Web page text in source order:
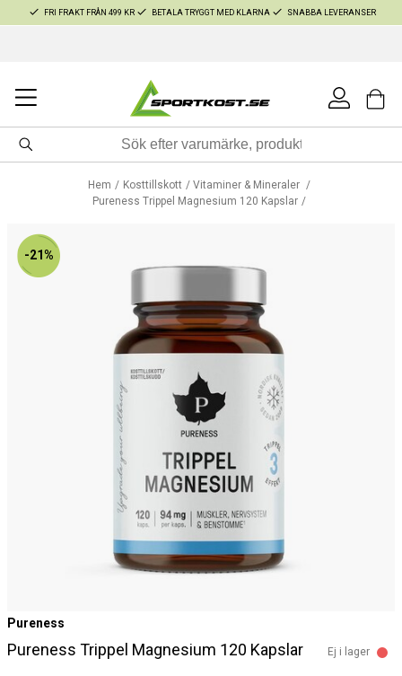
FRI FRAKT FRÅN 499 KR BETALA TRYGGT MED KLARNA SNABBA LEVERANSER
Hem Kosttillskott
Vitaminer & Mineraler
Pureness Trippel Magnesium 120 Kapslar
-21%
Pureness
Pureness Trippel Magnesium 120 Kapslar Ej i lager